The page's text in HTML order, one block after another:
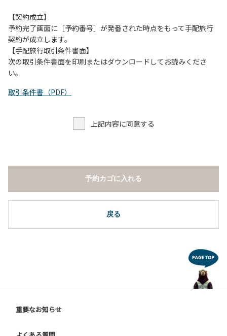
（１）川原にテントやタープを張らない。
（２）雨が降ったときは川原で遊ばない。
（３）カムイコタン公園キャンプ場で雨が降らなくても、上
流で雨が降り急に増水することがあるので、水の濁りに注意
し、濁り始めたときには直ちに川原での遊びを中止する。
（４）キャンプ場の管理者や地元住民から川についての注意
【契約成立】
予約完了画面に［予約番号］が発番された時点をもって手配旅行
契約が成立します。
【手配旅行取引条件書面】
次の取引条件書面を印刷またはダウンロードしてお読みくださ
い。
取引条件書（PDF）
上記内容に同意する
戻る
予約カゴに入れる
重要なお知らせ